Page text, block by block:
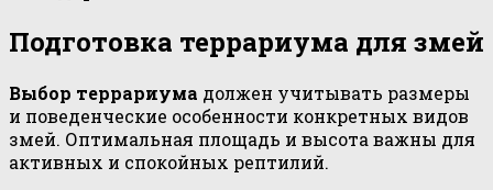
Подготовка террариума для змей
Выбор террариума должен учитывать размеры
и поведенческие особенности конкретных видов
змей. Оптимальная площадь и высота важны для
активных и спокойных рептилий.